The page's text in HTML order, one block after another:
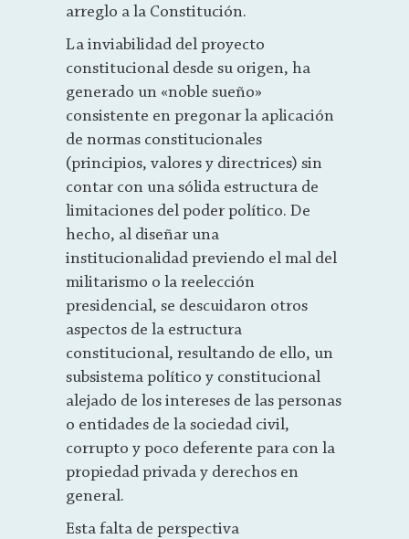
arreglo a la Constitución.
La inviabilidad del proyecto
constitucional desde su origen, ha
generado un «noble sueño»
consistente en pregonar la aplicación
de normas constitucionales
(principios, valores y directrices) sin
contar con una sólida estructura de
limitaciones del poder político. De
hecho, al diseñar una
institucionalidad previendo el mal del
militarismo o la reelección
presidencial, se descuidaron otros
aspectos de la estructura
constitucional, resultando de ello, un
subsistema político y constitucional
alejado de los intereses de las personas
o entidades de la sociedad civil,
corrupto y poco deferente para con la
propiedad privada y derechos en
general.
Esta falta de perspectiva